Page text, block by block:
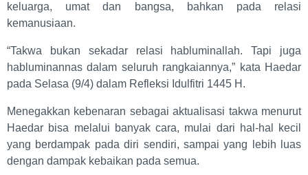
keluarga, umat dan bangsa, bahkan pada relasi
kemanusiaan.
“Takwa bukan sekadar relasi habluminallah. Tapi juga
habluminannas dalam seluruh rangkaiannya,” kata Haedar
pada Selasa (9/4) dalam Refleksi Idulfitri 1445 H.
Menegakkan kebenaran sebagai aktualisasi takwa menurut
Haedar bisa melalui banyak cara, mulai dari hal-hal kecil
yang berdampak pada diri sendiri, sampai yang lebih luas
dengan dampak kebaikan pada semua.